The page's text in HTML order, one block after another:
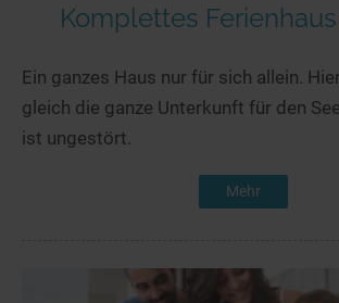
Komplettes
Ein ganzes Haus nur für sich allein.
gleich die ganze Unterkunft für den
ist ungestört.
Mehr